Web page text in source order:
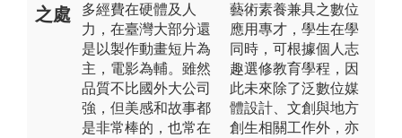
之處
多經費在硬體及人
力，在臺灣大部分還
是以製作動畫短片為
主，電影為輔。雖然
品質不比國外大公司
強，但美感和故事都
是非常棒的，也常在
藝術素養兼具之數位
應用專才，學生在學
同時，可根據個人志
趣選修教育學程，因
此未來除了泛數位媒
體設計、文創與地方
創生相關工作外，亦